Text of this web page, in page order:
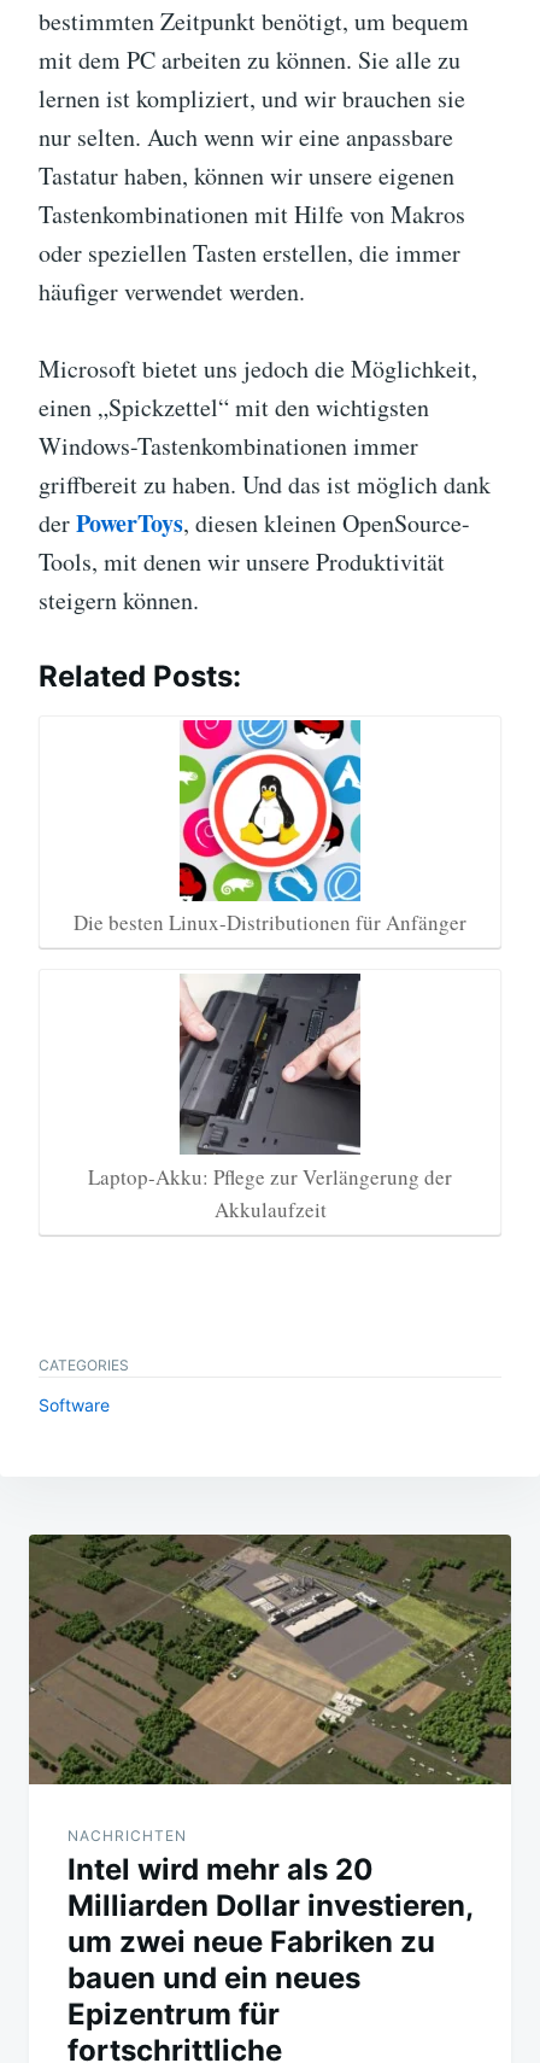
bestimmten Zeitpunkt benötigt, um bequem
mit dem PC arbeiten zu können. Sie alle zu
lernen ist kompliziert, und wir brauchen sie
nur selten. Auch wenn wir eine anpassbare
Tastatur haben, können wir unsere eigenen
Tastenkombinationen mit Hilfe von Makros
oder speziellen Tasten erstellen, die immer
häufiger verwendet werden.
Microsoft bietet uns jedoch die Möglichkeit,
einen „Spickzettel“ mit den wichtigsten
Windows-Tastenkombinationen immer
griffbereit zu haben. Und das ist möglich dank
derPowerToys, diesen kleinen OpenSource-
Tools, mit denen wir unsere Produktivität
steigern können.
Related Posts:
Die besten Linux-Distributionen für Anfänger
Laptop-Akku: Pflege zur Verlängerung der
Akkulaufzeit
CATEGORIES
Software
Beitragsnavigation
NACHRICHTEN
Intel wird mehr als 20
Milliarden Dollar investieren,
um zwei neue Fabriken zu
bauen und ein neues
Epizentrum für
fortschrittliche